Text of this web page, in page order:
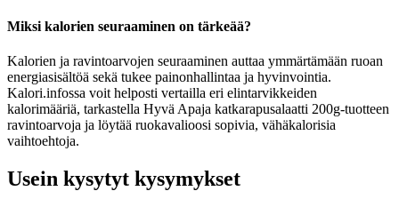
Miksi kalorien seuraaminen on tärkeää?
Kalorien ja ravintoarvojen seuraaminen auttaa ymmärtämään ruoan
energiasisältöä sekä tukee painonhallintaa ja hyvinvointia.
Kalori.infossa voit helposti vertailla eri elintarvikkeiden
kalorimääriä, tarkastella Hyvä Apaja katkarapusalaatti 200g-tuotteen
ravintoarvoja ja löytää ruokavalioosi sopivia, vähäkalorisia
vaihtoehtoja.
Usein kysytyt kysymykset